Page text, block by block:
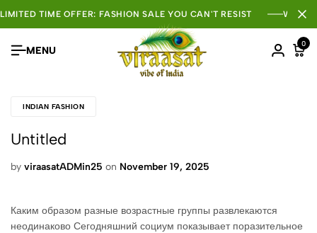
LIMITED TIME OFFER: FASHION SALE YOU CAN'T RESIST
MENU
0
INDIAN FASHION
Untitled
by viraasatADMin25 on November 19, 2025
Каким образом разные возрастные группы развлекаются
неодинаково Сегодняшний социум показывает поразительное